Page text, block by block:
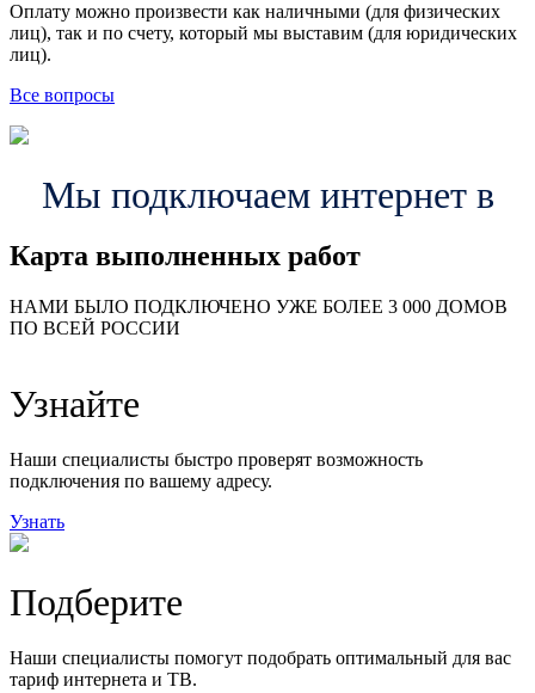
Оплату можно произвести как наличными (для физических
лиц), так и по счету, который мы выставим (для юридических
лиц).
Все вопросы
Мы подключаем интернет в
Карта выполненных работ
НАМИ БЫЛО ПОДКЛЮЧЕНО УЖЕ БОЛЕЕ 3 000 ДОМОВ
ПО ВСЕЙ РОССИИ
57
29
99
48
Узнайте
Наши специалисты быстро проверят возможность
подключения по вашему адресу.
Узнать
Подберите
Наши специалисты помогут подобрать оптимальный для вас
тариф интернета и ТВ.